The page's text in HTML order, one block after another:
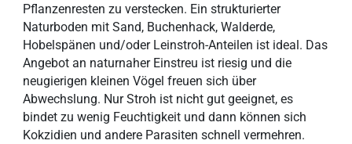
Pflanzenresten zu verstecken. Ein strukturierter
Naturboden mit Sand, Buchenhack, Walderde,
Hobelspänen und/oder Leinstroh-Anteilen ist ideal. Das
Angebot an naturnaher Einstreu ist riesig und die
neugierigen kleinen Vögel freuen sich über
Abwechslung. Nur Stroh ist nicht gut geeignet, es
bindet zu wenig Feuchtigkeit und dann können sich
Kokzidien und andere Parasiten schnell vermehren.